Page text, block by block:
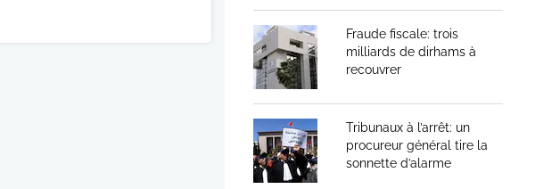
Fraude fiscale: trois
milliards de dirhams à
recouvrer
Tribunaux à l’arrêt: un
procureur général tire la
sonnette d’alarme